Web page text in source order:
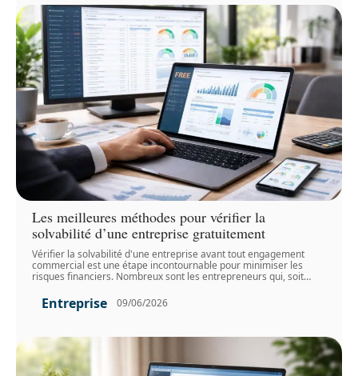
Les meilleures méthodes pour vérifier la
solvabilité d’une entreprise gratuitement
Vérifier la solvabilité d'une entreprise avant tout engagement
commercial est une étape incontournable pour minimiser les
risques financiers. Nombreux sont les entrepreneurs qui, soit…
Entreprise 09/06/2026